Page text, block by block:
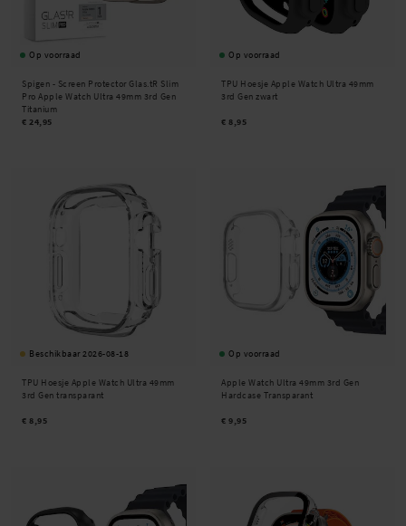
Op voorraad
Spigen - Screen Protector Glas.tR Slim
Pro Apple Watch Ultra 49mm 3rd Gen
Titanium
€ 24,95
Op voorraad
TPU Hoesje Apple Watch Ultra 49mm
3rd Gen zwart
€ 8,95
Beschikbaar 2026-08-18
TPU Hoesje Apple Watch Ultra 49mm
3rd Gen transparant
€ 8,95
Op voorraad
Apple Watch Ultra 49mm 3rd Gen
Hardcase Transparant
€ 9,95